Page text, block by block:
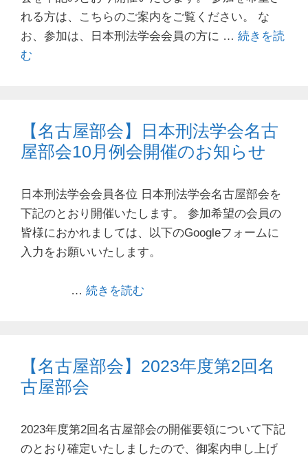
れる方は、こちらのご案内をご覧ください。 な
お、参加は、日本刑法学会会員の方に … 続きを読
む
【名古屋部会】日本刑法学会名古
屋部会10月例会開催のお知らせ
日本刑法学会会員各位 日本刑法学会名古屋部会を
下記のとおり開催いたします。 参加希望の会員の
皆様におかれましては、以下のGoogleフォームに
入力をお願いいたします。
… 続きを読む
【名古屋部会】2023年度第2回名
古屋部会
2023年度第2回名古屋部会の開催要領について下記
のとおり確定いたしましたので、御案内申し上げ